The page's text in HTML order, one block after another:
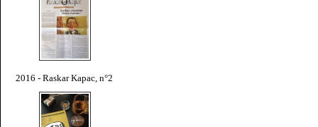
2016 - Raskar Kapac, n°2